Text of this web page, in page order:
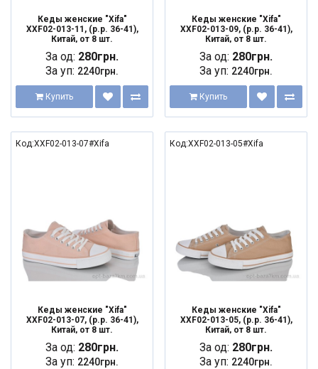
Кеды женские "Xifa"
XXF02-013-11, (р.р. 36-41),
Китай, от 8 шт.
За од: 280грн.
За уп: 2240грн.
Купить
Кеды женские "Xifa"
XXF02-013-09, (р.р. 36-41),
Китай, от 8 шт.
За од: 280грн.
За уп: 2240грн.
Купить
Код:XXF02-013-07#Xifa
Кеды женские "Xifa"
XXF02-013-07, (р.р. 36-41),
Китай, от 8 шт.
За од: 280грн.
За уп: 2240грн.
Код:XXF02-013-05#Xifa
Кеды женские "Xifa"
XXF02-013-05, (р.р. 36-41),
Китай, от 8 шт.
За од: 280грн.
За уп: 2240грн.